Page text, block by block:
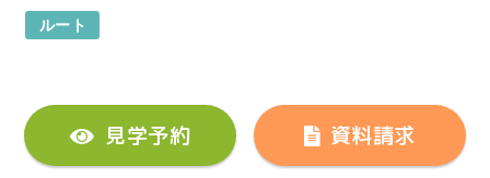
ルート
見学予約 資料請求